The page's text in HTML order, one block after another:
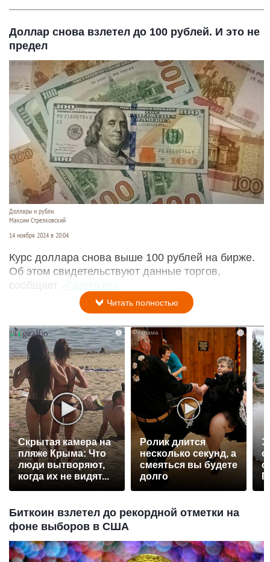
Доллар снова взлетел до 100 рублей. И это не
предел
Доллары и рубли.
Максим Стрелковский
14 ноября 2024 в 20:04
Курс доллара снова выше 100 рублей на бирже.
Об этом свидетельствуют данные торгов,
сообщает
«Газета.ru».
Читать полностью
i
Скрытая камера на
пляже Крыма: Что
люди вытворяют,
когда их не видят...
i
Ролик длится
несколько секунд, а
смеяться вы будете
долго
Биткоин взлетел до рекордной отметки на
фоне выборов в США